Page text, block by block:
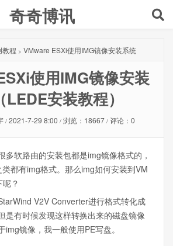
奇奇博讯
教程 > VMware ESXi使用IMG镜像安装系统
使用IMG镜像安装
LEDE安装教程）
/ 2021-7-29 8:00 / 浏览：18667 / 评论：0
多软路由的安装包都是img镜像格式的，
都有img格式。那么img如何安装到VM
？
V2V Converter进行格式转化成
是有时候发现这样转换出来的磁盘镜像
img镜像，我一般使用PE写盘。